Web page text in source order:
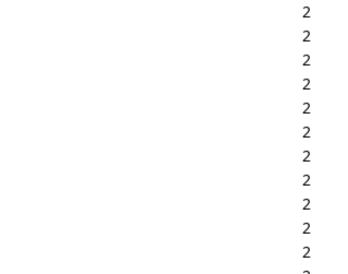
2
2
2
2
2
2
2
2
2
2
2